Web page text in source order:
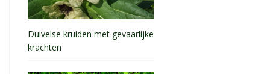
Duivelse kruiden met gevaarlijke
krachten